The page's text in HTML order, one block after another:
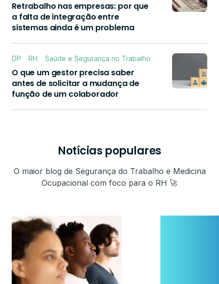
Retrabalho nas empresas: por que
a falta de integração entre
sistemas ainda é um problema
DP RH Saúde e Segurança no Trabalho
O que um gestor precisa saber
antes de solicitar a mudança de
função de um colaborador
Notícias populares
O maior blog de Segurança do Trabalho e Medicina
Ocupacional com foco para o RH 🚀